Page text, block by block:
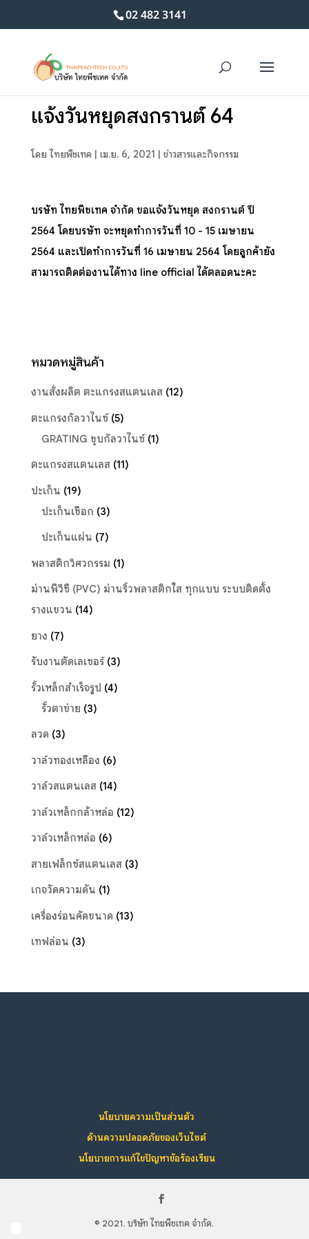
02 482 3141
แจ้งวันหยุดสงกรานต์ 64
โดย ไทยพีชเทค | เม.ย. 6, 2021 | ข่าวสารและกิจกรรม
บริษัท ไทยพีชเทค จำกัด ขอแจ้งวันหยุด สงกรานต์ ปี
2564 โดยบริษัท จะหยุดทำการวันที่ 10 - 15 เมษายน
2564 และเปิดทำการวันที่ 16 เมษายน 2564 โดยลูกค้ายัง
สามารถติดต่องานได้ทาง line official ได้ตลอดนะคะ
หมวดหมู่สินค้า
งานสั่งผลิต ตะแกรงสแตนเลส (12)
ตะแกรงกัลวาไนซ์ (5)
GRATING ชุบกัลวาไนซ์ (1)
ตะแกรงสแตนเลส (11)
ปะเก็น (19)
ปะเก็นเชือก (3)
ปะเก็นแผ่น (7)
พลาสติกวิศวกรรม (1)
ม่านพีวีซี (PVC) ม่านริ้วพลาสติกใส ทุกแบบ ระบบติดตั้ง
รางแขวน (14)
ยาง (7)
รับงานตัดเลเซอร์ (3)
รั้วเหล็กสำเร็จรูป (4)
รั้วตาข่าย (3)
ลวด (3)
วาล์วทองเหลือง (6)
วาล์วสแตนเลส (14)
วาล์วเหล็กกล้าหล่อ (12)
วาล์วเหล็กหล่อ (6)
สายเฟล็กซ์สแตนเลส (3)
เกจวัดความดัน (1)
เครื่องร่อนคัดขนาด (13)
เทฟล่อน (3)
นโยบายความเป็นส่วนตัว
ด้านความปลอดภัยของเว็บไซต์
นโยบายการแก้ไขปัญหาข้อร้องเรียน
© 2021. บริษัท ไทยพีชเทค จำกัด.